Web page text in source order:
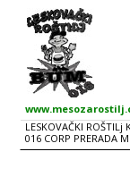
LESKOVAČKI ROŠTILj
016 CORP PRERADA
BRZE HRANE